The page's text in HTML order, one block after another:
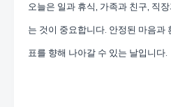
오늘은 일과 휴식, 가족과 친구, 직
는 것이 중요합니다. 안정된 마음과
표를 향해 나아갈 수 있는 날입니다.